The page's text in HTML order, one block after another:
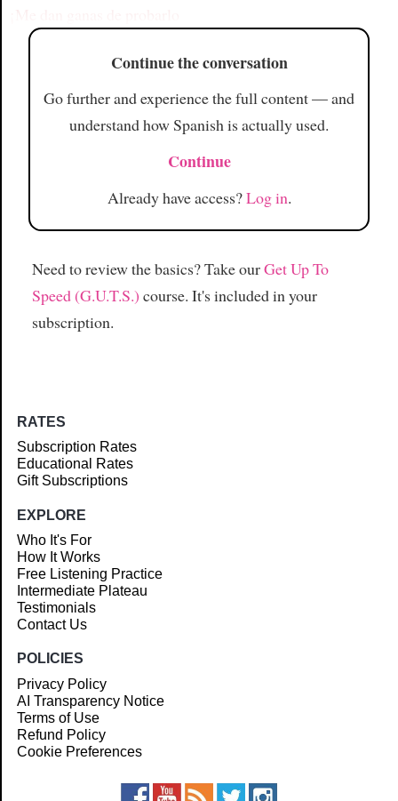
Continue the conversation
Go further and experience the full content — and
understand how Spanish is actually used.
Continue
Already have access?Log in.
Need to review the basics? Take ourGet Up To
Speed (G.U.T.S.) course. It's included in your
subscription.
RATES
Subscription Rates
Educational Rates
Gift Subscriptions
EXPLORE
Who It's For
How It Works
Free Listening Practice
Intermediate Plateau
Testimonials
Contact Us
POLICIES
Privacy Policy
AI Transparency Notice
Terms of Use
Refund Policy
Cookie Preferences